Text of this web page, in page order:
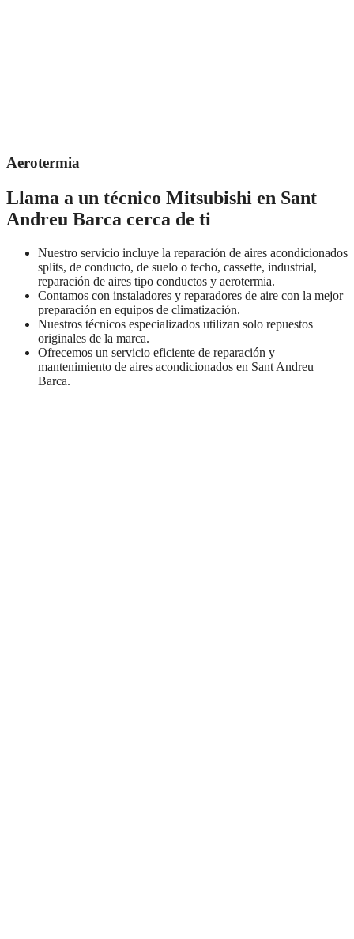
Aerotermia
Llama a un técnico Mitsubishi en Sant
Andreu Barca cerca de ti
Nuestro servicio incluye la reparación de aires acondicionados
splits, de conducto, de suelo o techo, cassette, industrial,
reparación de aires tipo conductos y aerotermia.
Contamos con instaladores y reparadores de aire con la mejor
preparación en equipos de climatización.
Nuestros técnicos especializados utilizan solo repuestos
originales de la marca.
Ofrecemos un servicio eficiente de reparación y
mantenimiento de aires acondicionados en Sant Andreu
Barca.